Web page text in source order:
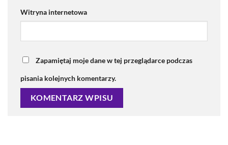
Witryna internetowa
Zapamiętaj moje dane w tej przeglądarce podczas
pisania kolejnych komentarzy.